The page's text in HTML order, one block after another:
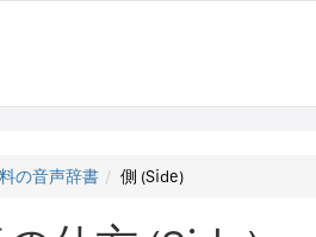
の音声辞書 側 (Side)